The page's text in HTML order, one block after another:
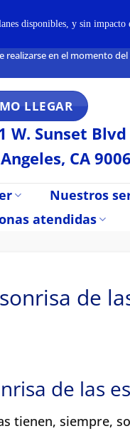
en el momento
LLEGAR
W. Sunset
CA
Nuestros
atendidas
de
de las
tienen, siempre,
disponibles, y sin